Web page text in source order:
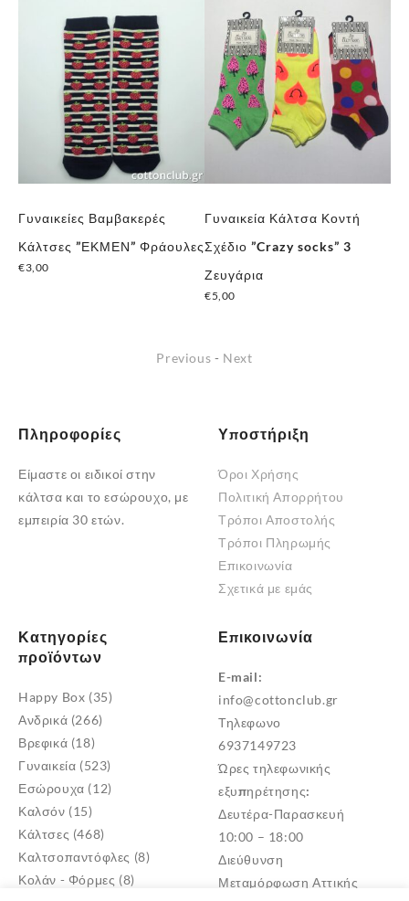
Γυναικείες Βαμβακερές
Κάλτσες ”ΕΚΜΕΝ” Φράουλες
€3,00
Γυναικεία Κάλτσα Κοντή
Σχέδιο ”Crazy socks” 3
Ζευγάρια
€5,00
Previous - Next
Πληροφορίες
Είμαστε οι ειδικοί στην
κάλτσα και το εσώρουχο, με
εμπειρία 30 ετών.
Υποστήριξη
Όροι Χρήσης
Πολιτική Απορρήτου
Τρόποι Αποστολής
Τρόποι Πληρωμής
Επικοινωνία
Σχετικά με εμάς
Κατηγορίες
προϊόντων
Happy Box (35)
Ανδρικά (266)
Βρεφικά (18)
Γυναικεία (523)
Εσώρουχα (12)
Καλσόν (15)
Κάλτσες (468)
Καλτσοπαντόφλες (8)
Κολάν - Φόρμες (8)
Επικοινωνία
E-mail:
info@cottonclub.gr
Τηλεφωνο
6937149723
Ώρες τηλεφωνικής
εξυπηρέτησης:
Δευτέρα-Παρασκευή
10:00 – 18:00
Διεύθυνση
Μεταμόρφωση Αττικής